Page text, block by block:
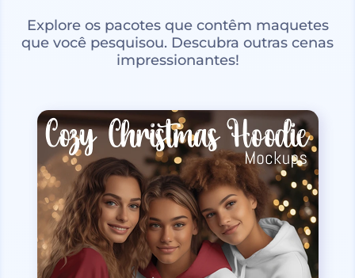
Explore os pacotes que contêm maquetes
que você pesquisou. Descubra outras cenas
impressionantes!